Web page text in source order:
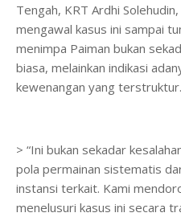
Tengah, KRT Ardhi
mengawal kasus ini sampai
menimpa Paiman bukan
biasa, melainkan indikasi
kewenangan yang terstruktur.
> “Ini bukan sekadar
pola permainan sistematis
instansi terkait. Kami
menelusuri kasus ini secara